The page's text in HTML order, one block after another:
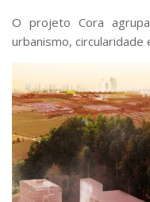
O projeto Cora
urbanismo, circularidade